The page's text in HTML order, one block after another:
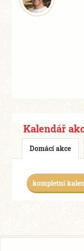
Kalendář
Domácí akce
kompletní